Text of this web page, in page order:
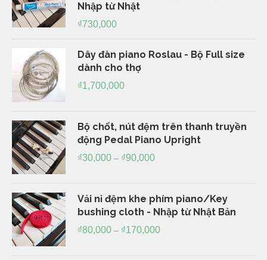
Nhập từ Nhật
₫730,000
Dây đàn piano Roslau - Bộ Full size
dành cho thợ
₫1,700,000
Bộ chốt, nút đệm trên thanh truyền
động Pedal Piano Upright
₫30,000 – ₫90,000
Vải nỉ đệm khe phím piano/Key
bushing cloth - Nhập từ Nhật Bản
₫80,000 – ₫170,000